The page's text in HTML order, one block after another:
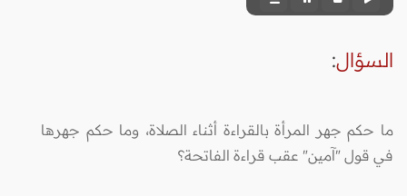
السؤال:
ما حكم جهر المرأة بالقراءة أثناء الصلاة، وما حكم جهرها
في قول "آمين" عقب قراءة الفاتحة؟